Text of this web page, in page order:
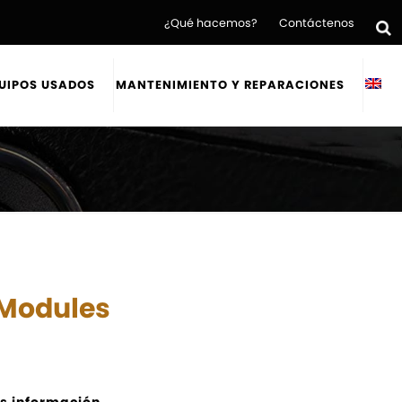
¿Qué hacemos? Contáctenos
USADOS MANTENIMIENTO Y REPARACIONES